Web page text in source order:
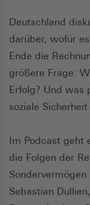
Deutschland
darüber, wofür
Ende die
größere Frage:
Erfolg? Und was
soziale
Im Podcast geht
die Folgen der
Sondervermögen
Sebastian